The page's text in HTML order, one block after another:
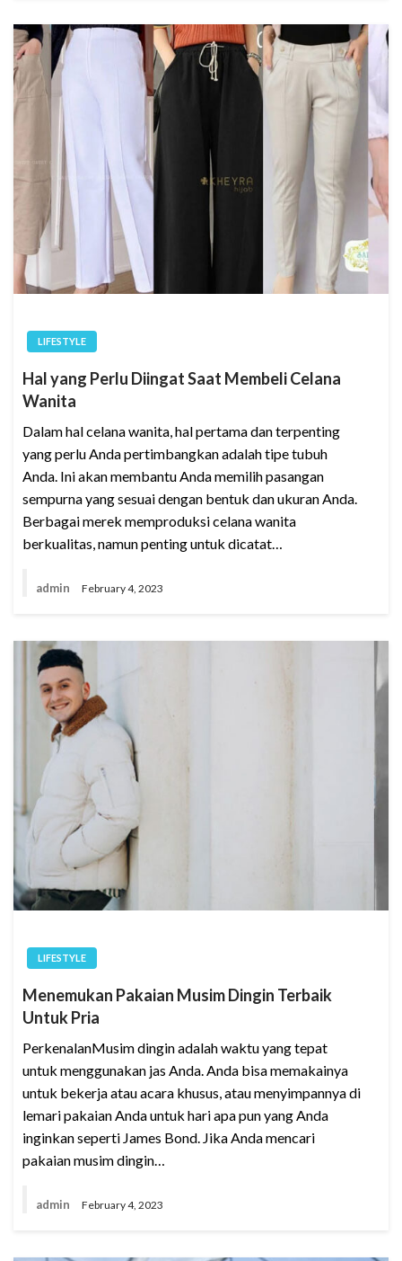
LIFESTYLE
Hal yang Perlu Diingat Saat Membeli Celana
Wanita
Dalam hal celana wanita, hal pertama dan terpenting
yang perlu Anda pertimbangkan adalah tipe tubuh
Anda. Ini akan membantu Anda memilih pasangan
sempurna yang sesuai dengan bentuk dan ukuran Anda.
Berbagai merek memproduksi celana wanita
berkualitas, namun penting untuk dicatat…
admin February 4, 2023
LIFESTYLE
Menemukan Pakaian Musim Dingin Terbaik
Untuk Pria
PerkenalanMusim dingin adalah waktu yang tepat
untuk menggunakan jas Anda. Anda bisa memakainya
untuk bekerja atau acara khusus, atau menyimpannya di
lemari pakaian Anda untuk hari apa pun yang Anda
inginkan seperti James Bond. Jika Anda mencari
pakaian musim dingin…
admin February 4, 2023